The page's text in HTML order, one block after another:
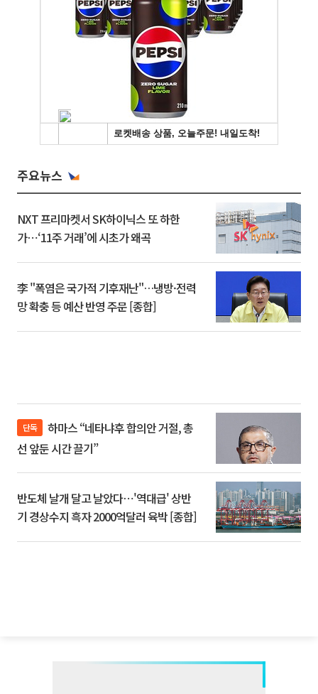
주요뉴스
NXT 프리마켓서 SK하이닉스 또 하한
가⋯‘11주 거래’에 시초가 왜곡
李 "폭염은 국가적 기후재난"…냉방·전력
망 확충 등 예산 반영 주문 [종합]
단독
선 앞둔 시간 끌기”
반도체 날개 달고 날았다⋯'역대급' 상반
기 경상수지 흑자 2000억달러 육박 [종합]